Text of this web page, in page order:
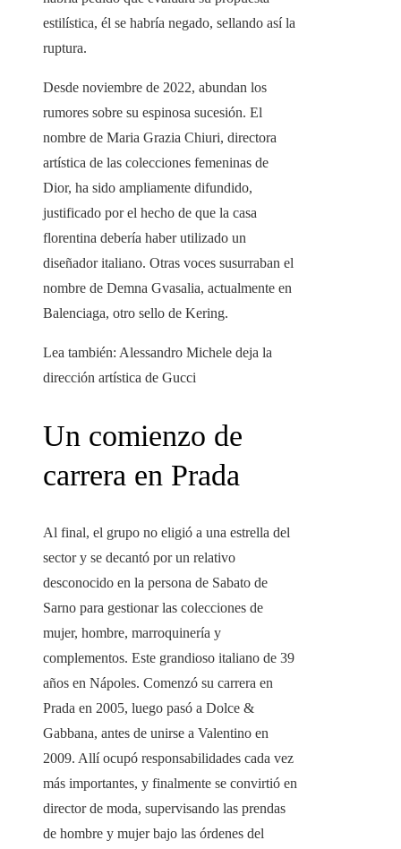
estilística, él se habría negado, sellando así la
ruptura.
Desde noviembre de 2022, abundan los
rumores sobre su espinosa sucesión. El
nombre de Maria Grazia Chiuri, directora
artística de las colecciones femeninas de
Dior, ha sido ampliamente difundido,
justificado por el hecho de que la casa
florentina debería haber utilizado un
diseñador italiano. Otras voces susurraban el
nombre de Demna Gvasalia, actualmente en
Balenciaga, otro sello de Kering.
Lea también: Alessandro Michele deja la
dirección artística de Gucci
Un comienzo de
carrera en Prada
Al final, el grupo no eligió a una estrella del
sector y se decantó por un relativo
desconocido en la persona de Sabato de
Sarno para gestionar las colecciones de
mujer, hombre, marroquinería y
complementos. Este grandioso italiano de 39
años en Nápoles. Comenzó su carrera en
Prada en 2005, luego pasó a Dolce &
Gabbana, antes de unirse a Valentino en
2009. Allí ocupó responsabilidades cada vez
más importantes, y finalmente se convirtió en
director de moda, supervisando las prendas
de hombre y mujer bajo las órdenes del